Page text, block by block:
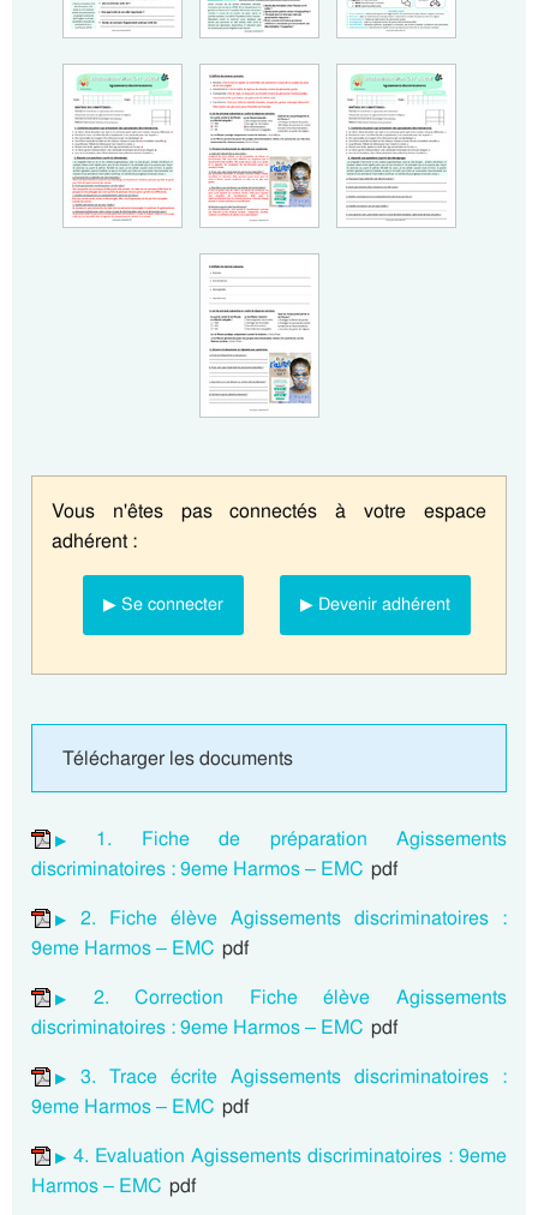
Vous n'êtes pas connectés à votre espace
adhérent :
▶ Se connecter ▶ Devenir adhérent
Télécharger les documents
1. Fiche de préparation Agissements
discriminatoires : 9eme Harmos – EMC pdf
2. Fiche élève Agissements discriminatoires :
9eme Harmos – EMC pdf
2. Correction Fiche élève Agissements
discriminatoires : 9eme Harmos – EMC pdf
3. Trace écrite Agissements discriminatoires :
9eme Harmos – EMC pdf
4. Evaluation Agissements discriminatoires : 9eme
Harmos – EMC pdf